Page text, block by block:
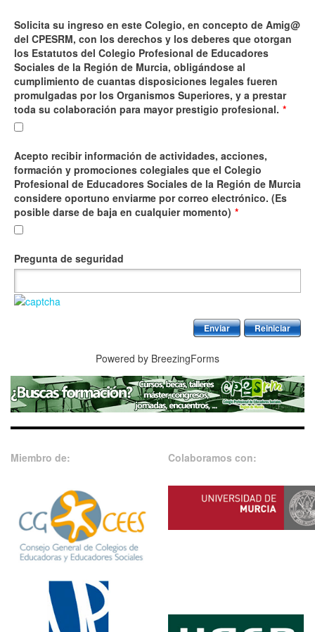
Solicita su ingreso en este Colegio, en concepto de Amig@
del CPESRM, con los derechos y los deberes que otorgan
los Estatutos del Colegio Profesional de Educadores
Sociales de la Región de Murcia, obligándose al
cumplimiento de cuantas disposiciones legales fueren
promulgadas por los Organismos Superiores, y a prestar
toda su colaboración para mayor prestigio profesional. *
Acepto recibir información de actividades, acciones,
formación y promociones colegiales que el Colegio
Profesional de Educadores Sociales de la Región de Murcia
considere oportuno enviarme por correo electrónico. (Es
posible darse de baja en cualquier momento) *
Pregunta de seguridad
Reiniciar
Enviar
Powered by BreezingForms
Miembro de: Colaboramos con: